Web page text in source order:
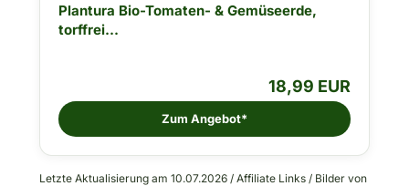
Plantura Bio-Tomaten- & Gemüseerde,
torffrei...
18,99 EUR
Zum Angebot*
Letzte Aktualisierung am 10.07.2026 / Affiliate Links / Bilder von